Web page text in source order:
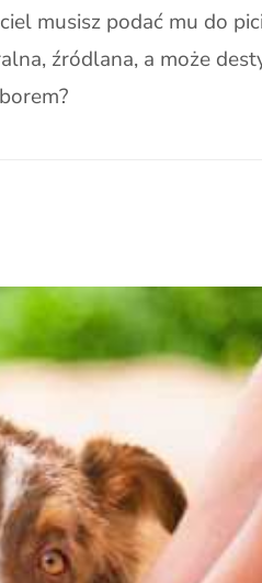
musisz podać mu do
źródlana, a może